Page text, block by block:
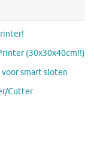
(30x30x40cm!!)
voor smart sloten
Cutter